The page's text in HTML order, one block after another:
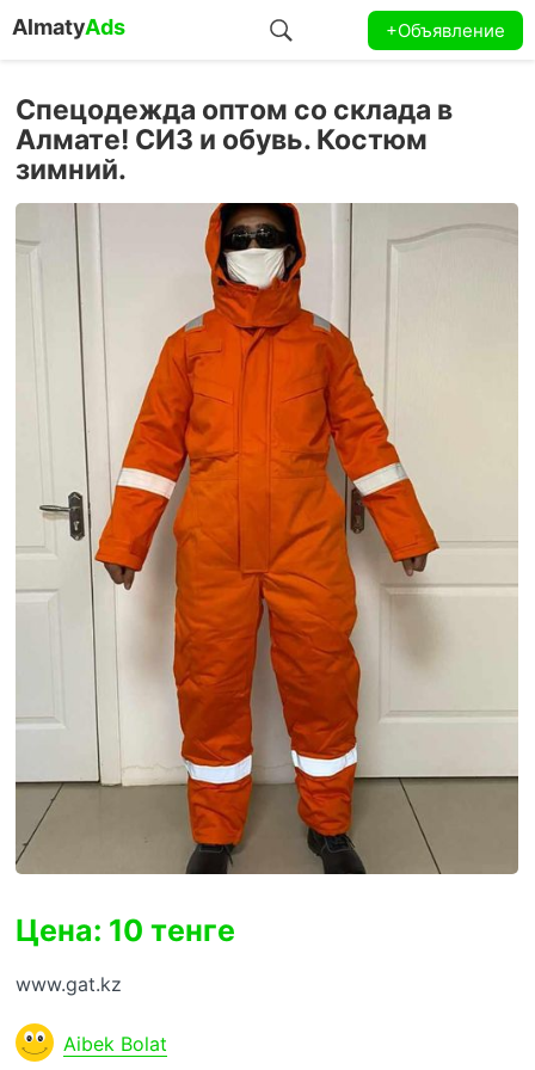
AlmatyAds +Объявление
Спецодежда оптом со склада в
Алмате! СИЗ и обувь. Костюм
зимний.
Цена: 10 тенге
www.gat.kz
Aibek Bolat